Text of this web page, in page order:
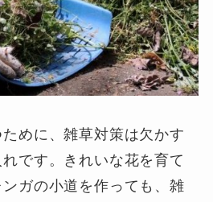
めに、雑草対策は欠かす
です。きれいな花を育て
ガの小道を作っても、雑